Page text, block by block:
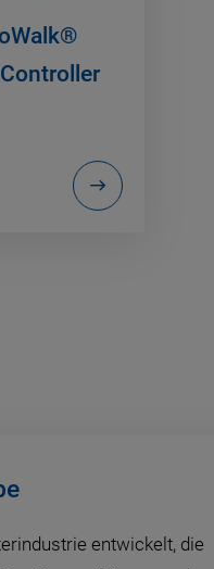
entwickelt, die